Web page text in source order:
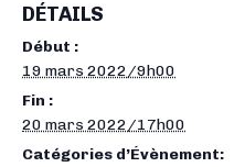
DÉTAILS
Début :
19 mars 2022/9h00
Fin :
20 mars 2022/17h00
Catégories d’Évènement: